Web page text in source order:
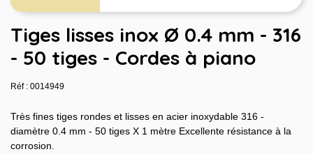
Tiges lisses inox Ø 0.4 mm - 316
- 50 tiges - Cordes à piano
Réf : 0014949
Très fines tiges rondes et lisses en acier inoxydable 316 -
diamètre 0.4 mm - 50 tiges X 1 mètre Excellente résistance à la
corrosion.